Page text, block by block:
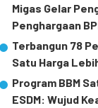
Migas Gelar
Penghargaan
Terbangun 78
Satu Harga
Program BBM
ESDM: Wujud